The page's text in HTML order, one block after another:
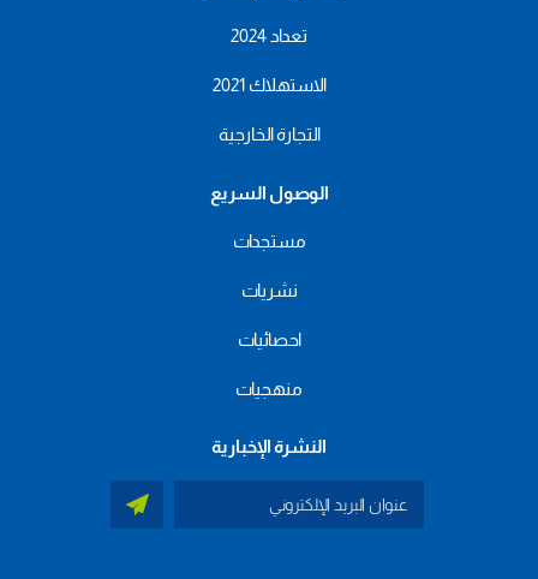
تعداد 2024
الاستهلاك 2021
التجارة الخارجية
الوصول السريع
مستجدات
نشريات
احصائيات
منهجيات
النشرة الإخبارية